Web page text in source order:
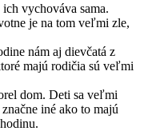
vychováva sama.
je na tom veľmi zle,
nám aj dievčatá z
majú rodičia sú veľmi
dom. Deti sa veľmi
iné ako to majú